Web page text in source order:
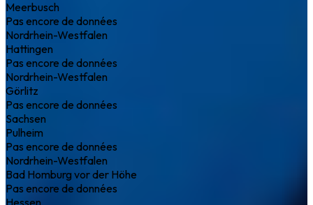
Meerbusch
Pas encore de données
Nordrhein-Westfalen
Hattingen
Pas encore de données
Nordrhein-Westfalen
Görlitz
Pas encore de données
Sachsen
Pulheim
Pas encore de données
Nordrhein-Westfalen
Bad Homburg vor der Höhe
Pas encore de données
Hessen